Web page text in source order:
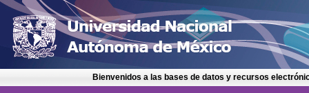
Bienvenidos a las bases de datos y recursos